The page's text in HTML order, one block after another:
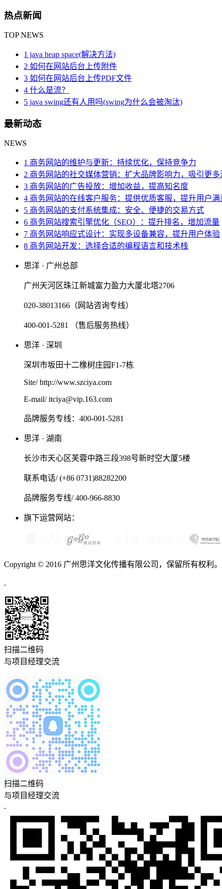
热点新闻
TOP NEWS
1 java heap space(解决方法)
2 如何在网站后台上传附件
3 如何在网站后台上传PDF文件
4 什么是流？
5 java swing还有人用吗(swing为什么会被淘汰)
最新动态
NEWS
1 商务网站的维护与更新：持续优化，保持竞争力
2 商务网站的社交媒体营销：扩大品牌影响力，吸引更
3 商务网站的广告投放：增加收益，提高知名度
4 商务网站的在线客户服务：提供优质客服，提升用户满
5 商务网站的支付系统集成：安全、便捷的交易方式
6 商务网站搜索引擎优化（SEO）：提升排名，增加流量
7 商务网站响应式设计：实现多设备兼容，提升用户体验
8 商务网站开发：选择合适的编程语言和技术栈
思洋 · 广州总部
广州天河区珠江新城富力盈力大厦北塔2706
020-38013166（网站咨询专线）
400-001-5281 （售后服务热线）
思洋 · 深圳
深圳市坂田十二橡树庄园F1-7栋
Site/ http://www.szciya.com
E-mail/ itciya@vip.163.com
品牌服务专线：400-001-5281
思洋 · 湖南
长沙市天心区芙蓉中路三段398号新时空大厦5楼
联系电话/ (+86 0731)88282200
品牌服务专线/ 400-966-8830
旗下运营网站：
Copyright © 2016 广州思洋文化传播有限公司，保留所有权利
扫描二维码
与项目经理交流
扫描二维码
与项目经理交流